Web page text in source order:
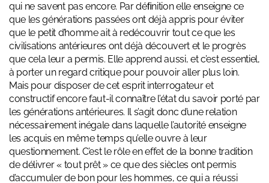
qui ne savent pas encore. Par déﬁnition elle enseigne ce
que les générations passées ont déjà appris pour éviter
que le petit d’homme ait à redécouvrir tout ce que les
civilisations antérieures ont déjà découvert et le progrès
que cela leur a permis. Elle apprend aussi, et c’est essentiel,
à porter un regard critique pour pouvoir aller plus loin.
Mais pour disposer de cet esprit interrogateur et
constructif encore faut-il connaître l’état du savoir porté par
les générations antérieures. Il s’agit donc d’une relation
nécessairement inégale dans laquelle l’autorité enseigne
les acquis en même temps qu’elle ouvre à leur
questionnement. C’est le rôle en effet de la bonne tradition
de délivrer « tout prêt » ce que des siècles ont permis
d’accumuler de bon pour les hommes, ce qui a réussi